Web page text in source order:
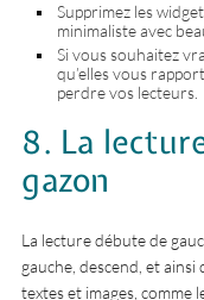
Supprimez les
minimaliste avec
Si vous souhaitez
qu’elles vous
perdre vos lecteurs.
8. La
gazon
La lecture débute de
gauche, descend, et
textes et images, comme